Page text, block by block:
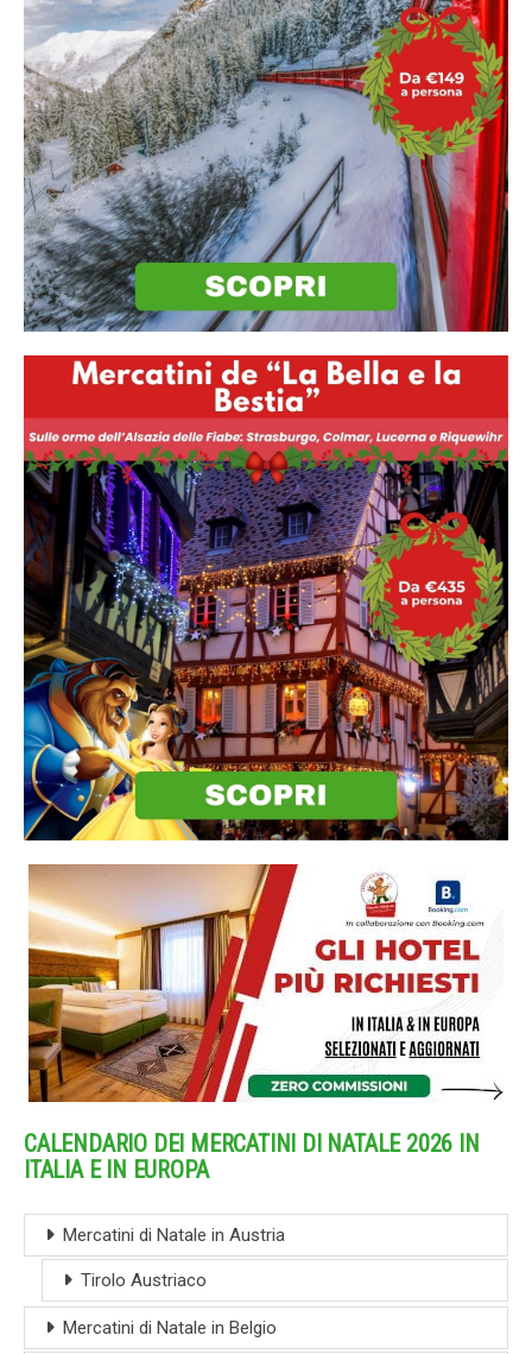
CALENDARIO DEI MERCATINI DI NATALE 2026 IN
ITALIA E IN EUROPA
Mercatini di Natale in Austria
Tirolo Austriaco
Mercatini di Natale in Belgio